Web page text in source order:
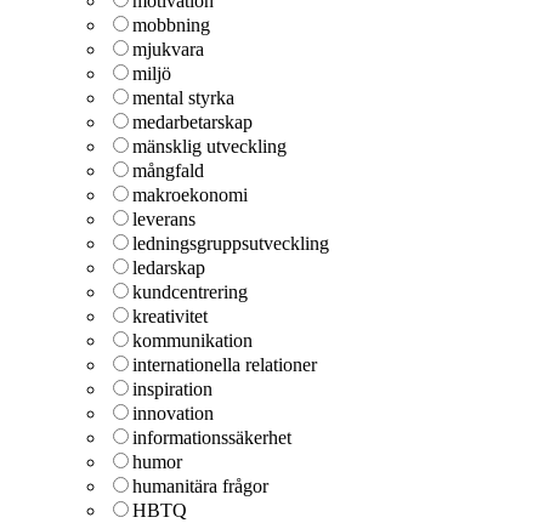
mobbning
mjukvara
miljö
mental styrka
medarbetarskap
mänsklig utveckling
mångfald
makroekonomi
leverans
ledningsgruppsutveckling
ledarskap
kundcentrering
kreativitet
kommunikation
internationella relationer
inspiration
innovation
informationssäkerhet
humor
humanitära frågor
HBTQ